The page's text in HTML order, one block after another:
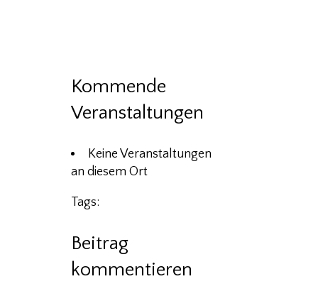
Kommende
Veranstaltungen
Keine Veranstaltungen
an diesem Ort
Tags:
Beitrag
kommentieren